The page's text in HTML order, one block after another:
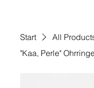
Start
All
"Kaa, Perle"